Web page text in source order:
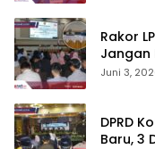
‎Rakor
Jangan
Juni 3,
‎DPRD
Baru, 3